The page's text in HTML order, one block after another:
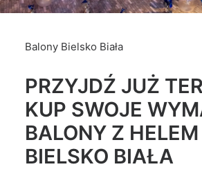
Balony Bielsko Biała
PRZYJDŹ JUŻ
KUP SWOJE
BALONY Z HELEM
BIELSKO BIAŁA